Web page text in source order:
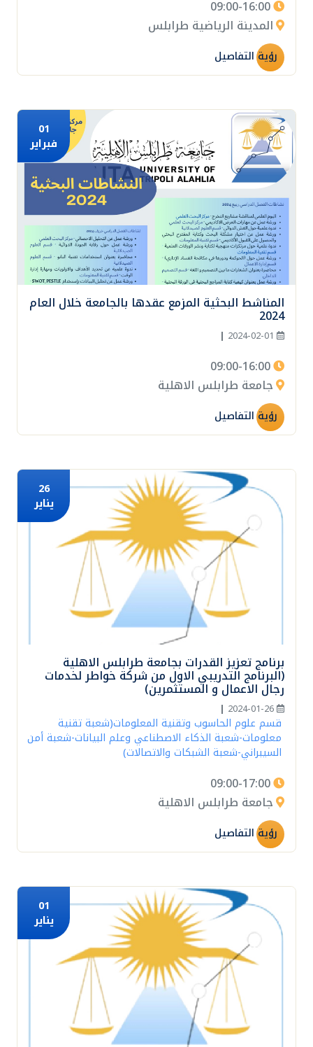
09:00-16:00
المدينة الرياضية طرابلس
رؤية التفاصيل
01
فبراير
المناشط البحثية المزمع عقدها بالجامعة خلال العام
2024
2024-02-01
|
09:00-16:00
جامعة طرابلس الاهلية
رؤية التفاصيل
26
يناير
برنامج تعزيز القدرات بجامعة طرابلس الاهلية
(البرنامج التدريبي الاول من شركة خواطر لخدمات
رجال الاعمال و المستثمرين)
2024-01-26
|
قسم علوم الحاسوب وتقنية المعلومات(شعبة تقنية
معلومات-شعبة الذكاء الاصطناعي وعلم البيانات-شعبة أمن
السيبراني-شعبة الشبكات والاتصالات)
09:00-17:00
جامعة طرابلس الاهلية
رؤية التفاصيل
01
يناير